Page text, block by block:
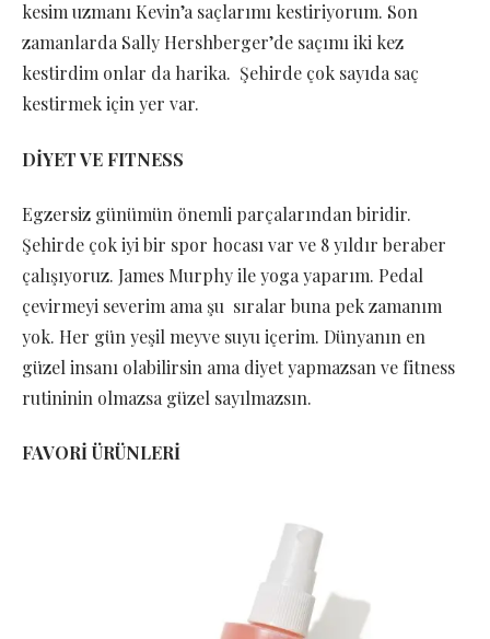
kesim uzmanı Kevin’a saçlarımı kestiriyorum. Son
zamanlarda Sally Hershberger’de saçımı iki kez
kestirdim onlar da harika. Şehirde çok sayıda saç
kestirmek için yer var.
DİYET VE FITNESS
Egzersiz günümün önemli parçalarından biridir.
Şehirde çok iyi bir spor hocası var ve 8 yıldır beraber
çalışıyoruz. James Murphy ile yoga yaparım. Pedal
çevirmeyi severim ama şu sıralar buna pek zamanım
yok. Her gün yeşil meyve suyu içerim. Dünyanın en
güzel insanı olabilirsin ama diyet yapmazsan ve fitness
rutininin olmazsa güzel sayılmazsın.
FAVORİ ÜRÜNLERİ